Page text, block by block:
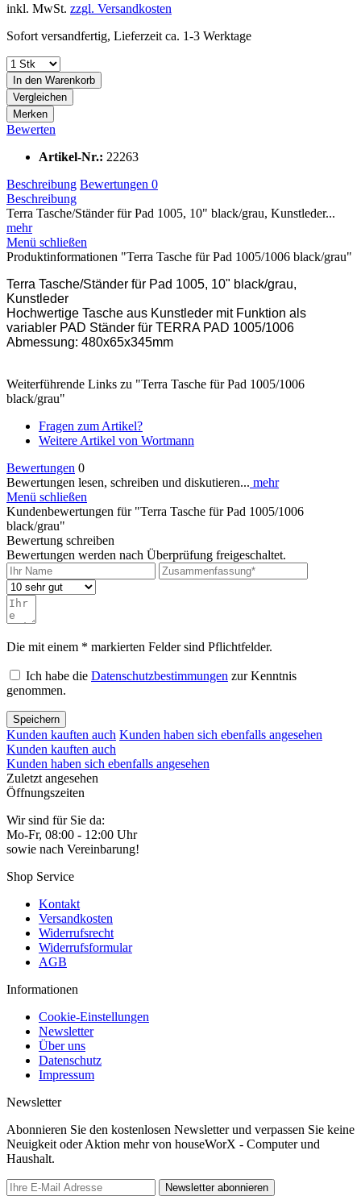
inkl. MwSt. zzgl. Versandkosten
Sofort versandfertig, Lieferzeit ca. 1-3 Werktage
In den Warenkorb
Vergleichen
Merken
Bewerten
Artikel-Nr.: 22263
Beschreibung Bewertungen 0
Beschreibung
Terra Tasche/Ständer für Pad 1005, 10" black/grau, Kunstleder...
mehr
Menü schließen
Produktinformationen "Terra Tasche für Pad 1005/1006 black/grau"
Terra Tasche/Ständer für Pad 1005, 10" black/grau,
Kunstleder
Hochwertige Tasche aus Kunstleder mit Funktion als
variabler PAD Ständer für TERRA PAD 1005/1006
Abmessung: 480x65x345mm
Weiterführende Links zu "Terra Tasche für Pad 1005/1006
black/grau"
Fragen zum Artikel?
Weitere Artikel von Wortmann
Bewertungen 0
Bewertungen lesen, schreiben und diskutieren... mehr
Menü schließen
Kundenbewertungen für "Terra Tasche für Pad 1005/1006
black/grau"
Bewertung schreiben
Bewertungen werden nach Überprüfung freigeschaltet.
Die mit einem * markierten Felder sind Pflichtfelder.
Ich habe die Datenschutzbestimmungen zur Kenntnis
genommen.
Speichern
Kunden kauften auch Kunden haben sich ebenfalls angesehen
Kunden kauften auch
Kunden haben sich ebenfalls angesehen
Zuletzt angesehen
Öffnungszeiten
Wir sind für Sie da:
Mo-Fr, 08:00 - 12:00 Uhr
sowie nach Vereinbarung!
Shop Service
Kontakt
Versandkosten
Widerrufsrecht
Widerrufsformular
AGB
Informationen
Cookie-Einstellungen
Newsletter
Über uns
Datenschutz
Impressum
Newsletter
Abonnieren Sie den kostenlosen Newsletter und verpassen Sie keine
Neuigkeit oder Aktion mehr von houseWorX - Computer und
Haushalt.
Newsletter abonnieren